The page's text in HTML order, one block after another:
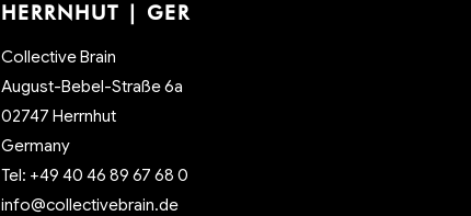
HERRNHUT | GER
Collective Brain
August-Bebel-Straße 6a
02747 Herrnhut
Germany
Tel: +49 40 46 89 67 68 0
info@collectivebrain.de